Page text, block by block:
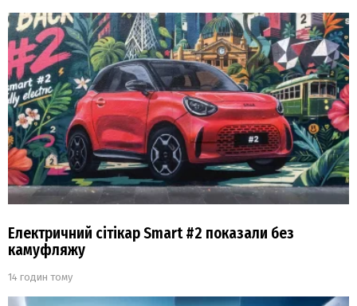
Електричний сітікар Smart #2 показали без
камуфляжу
14 годин тому